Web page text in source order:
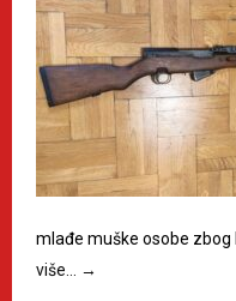
mlađe muške osobe zbog
više…
→